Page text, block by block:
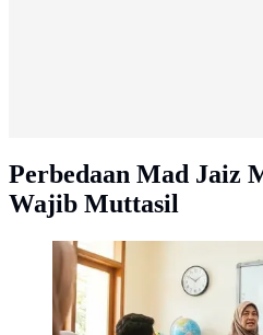
Perbedaan Mad Jaiz
Wajib Muttasil